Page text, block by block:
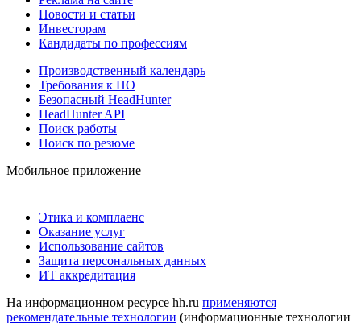
Новости и статьи
Инвесторам
Кандидаты по профессиям
Производственный календарь
Требования к ПО
Безопасный HeadHunter
HeadHunter API
Поиск работы
Поиск по резюме
Мобильное приложение
Этика и комплаенс
Оказание услуг
Использование сайтов
Защита персональных данных
ИТ аккредитация
На информационном ресурсе hh.ru применяются
рекомендательные технологии (информационные технологии